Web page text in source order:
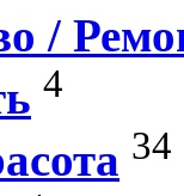
/
4
34